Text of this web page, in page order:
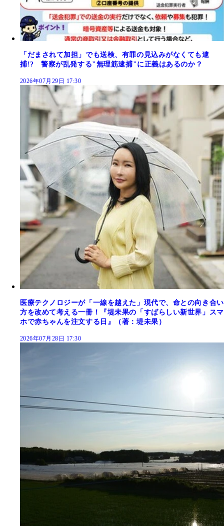
「だまされて加担」でも送検、有罪の見込みがなくても逮
捕!? 警察が乱発する"無理筋逮捕"に正義はあるのか？
2026年07月29日 17:30
医療テクノロジーが「一線を越えた」現代で、命との向き合い
方を改めて考える一冊！『堤未果の「すばらしい新世界」スマ
ホで赤ちゃんを注文する日』（著：堤未果）
2026年07月28日 17:30